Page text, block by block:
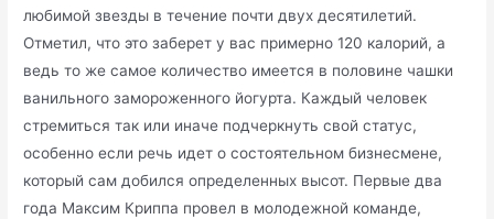
любимой звезды в течение почти двух десятилетий.
Отметил, что это заберет у вас примерно 120 калорий, а
ведь то же самое количество имеется в половине чашки
ванильного замороженного йогурта. Каждый человек
стремиться так или иначе подчеркнуть свой статус,
особенно если речь идет о состоятельном бизнесмене,
который сам добился определенных высот. Первые два
года Максим Криппа провел в молодежной команде,